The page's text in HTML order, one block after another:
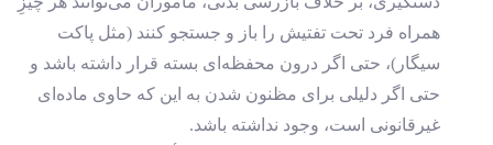
همراه فرد تحت تفتیش را باز و جستجو کنند (مثل پاکت
سیگار)، حتی اگر درون محفظه‌ای بسته قرار داشته باشد و
حتی اگر دلیلی برای مظنون شدن به این که حاوی ماد‌ه‌ای
غیرقانونی است، وجود نداشته باشد.